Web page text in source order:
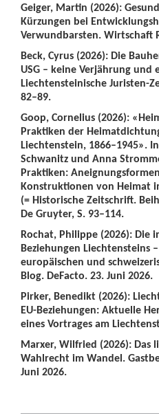
Geiger, Martin (2026):
Kürzungen bei
Verwundbarsten. Wirtschaft
Beck, Cyrus (2026): Die
USG – keine Verjährung und
Liechtensteinische Juristen-
82–89.
Goop, Cornelius (2026):
Praktiken der
Liechtenstein, 1866–1945».
Schwanitz und Anna
Praktiken:
Konstruktionen von Heimat
(= Historische Zeitschrift.
De Gruyter, S. 93–114.
Rochat, Philippe (2026): Die
Beziehungen Liechtensteins
europäischen und
Blog. DeFacto. 23. Juni 2026.
Pirker, Benedikt (2026):
EU-Beziehungen: Aktuelle
eines Vortrages am
Marxer, Wilfried (2026): Das
Wahlrecht im Wandel.
Juni 2026.